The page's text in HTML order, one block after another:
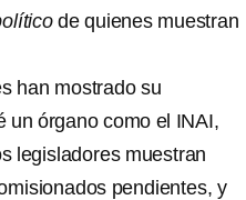
de quienes muestran
han mostrado su
un órgano como el INAI,
legisladores muestran
pendientes, y